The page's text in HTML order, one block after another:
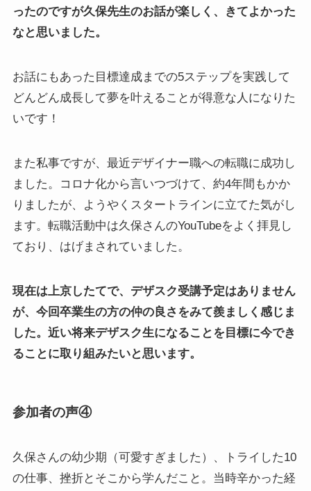
ったのですが久保先生のお話が楽しく、きてよかった
なと思いました。
お話にもあった目標達成までの5ステップを実践して
どんどん成長して夢を叶えることが得意な人になりた
いです！
また私事ですが、最近デザイナー職への転職に成功し
ました。コロナ化から言いつづけて、約4年間もかか
りましたが、ようやくスタートラインに立てた気がし
ます。転職活動中は久保さんのYouTubeをよく拝見し
ており、はげまされていました。
現在は上京したてで、デザスク受講予定はありません
が、今回卒業生の方の仲の良さをみて羨ましく感じま
した。近い将来デザスク生になることを目標に今でき
ることに取り組みたいと思います。
参加者の声④
久保さんの幼少期（可愛すぎました）、トライした10
の仕事、挫折とそこから学んだこと。当時辛かった経